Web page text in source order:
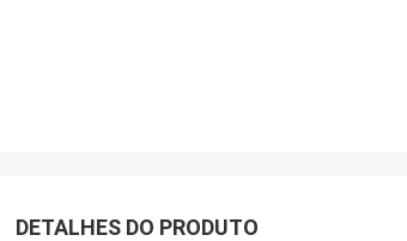
DETALHES DO PRODUTO